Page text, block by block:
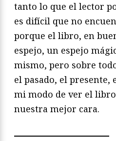
tanto lo que el lector
es difícil que no
porque el libro, en
espejo, un espejo
mismo, pero sobre
el pasado, el presente,
mi modo de ver el
nuestra mejor cara.